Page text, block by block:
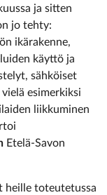
ja sitten
jo tehty:
ikärakenne,
käyttö ja
sähköiset
esimerkiksi
liikkuminen
Etelä-Savon
heille toteutetussa